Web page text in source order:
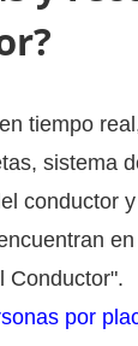
tiempo
sistema
conductor
Conductor".
por